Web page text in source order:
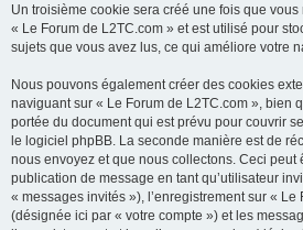
Un troisième cookie sera créé une fois que
« Le Forum de L2TC.com » et est utilisé pour
sujets que vous avez lus, ce qui améliore votre
Nous pouvons également créer des cookies
naviguant sur « Le Forum de L2TC.com », bien
portée du document qui est prévu pour couvrir
le logiciel phpBB. La seconde manière est de
nous envoyez et que nous collectons. Ceci peut
publication de message en tant qu’utilisateur
« messages invités »), l’enregistrement sur « Le
(désignée ici par « votre compte ») et les